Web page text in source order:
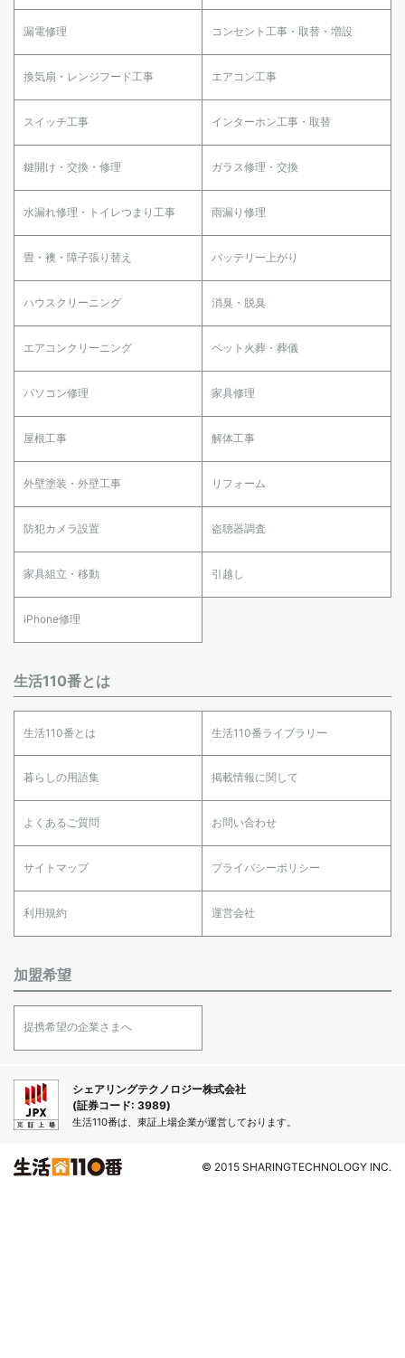
漏電修理 コンセント工事・取替・増設
換気扇・レンジフード工事 エアコン工事
スイッチ工事 インターホン工事・取替
鍵開け・交換・修理 ガラス修理・交換
水漏れ修理・トイレつまり工事 雨漏り修理
畳・襖・障子張り替え バッテリー上がり
ハウスクリーニング 消臭・脱臭
エアコンクリーニング ペット火葬・葬儀
パソコン修理 家具修理
屋根工事 解体工事
外壁塗装・外壁工事 リフォーム
防犯カメラ設置 盗聴器調査
家具組立・移動 引越し
iPhone修理
生活110番とは
生活110番とは 生活110番ライブラリー
暮らしの用語集 掲載情報に関して
よくあるご質問 お問い合わせ
サイトマップ プライバシーポリシー
利用規約 運営会社
加盟希望
提携希望の企業さまへ
シェアリングテクノロジー株式会社
(証券コード: 3989)
生活110番は、東証上場企業が運営しております。
© 2015 SHARINGTECHNOLOGY INC.